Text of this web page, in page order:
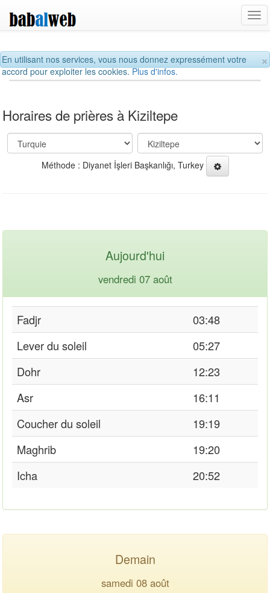
×
En utilisant nos services, vous nous donnez expressément votre
accord pour exploiter les cookies.Plus d'infos.
Horaires de prières à Kiziltepe
Méthode : Diyanet İşleri Başkanlığı, Turkey
Aujourd'hui
vendredi 07 août
Fadjr
03:48
Lever du soleil
05:27
Dohr
12:23
Asr
16:11
Coucher du soleil
19:19
Maghrib
19:20
Icha
20:52
Demain
samedi 08 août